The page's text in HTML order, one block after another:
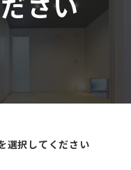
さい
選択してください